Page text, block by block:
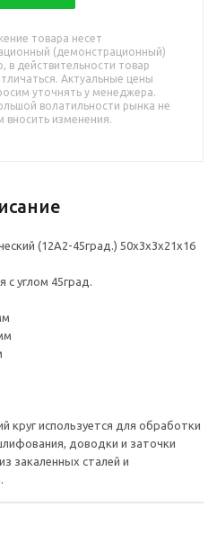
товара несет
(демонстрационный)
в действительности товар
Актуальные цены
уточнять у менеджера.
волатильности рынка не
вносить изменения.
(12А2-45град.) 50х3х3х21х16
углом 45град.
круг используется для обработки
доводки и заточки
закаленных сталей и